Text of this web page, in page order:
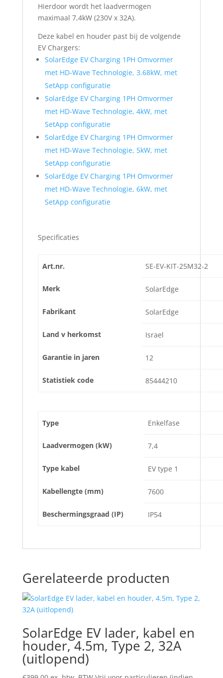
Hierdoor wordt het laadvermogen
maximaal 7,4kW (230V x 32A).
Deze kabel en houder past bij de volgende
EV Chargers:
SolarEdge EV Charging 1PH Omvormer
met HD-Wave Technologie, 3.68kW, met
SetApp configuratie
SolarEdge EV Charging 1PH Omvormer
met HD-Wave Technologie, 4kW, met
SetApp configuratie
SolarEdge EV Charging 1PH Omvormer
met HD-Wave Technologie, 5kW, met
SetApp configuratie
SolarEdge EV Charging 1PH Omvormer
met HD-Wave Technologie, 6kW, met
SetApp configuratie
Specificaties
Art.nr. SE-EV-KIT-25M32-2
Merk SolarEdge
Fabrikant SolarEdge
Land v herkomst Israel
Garantie in jaren 12
Statistiek code 85444210
Type Enkelfase
Laadvermogen (kW) 7,4
Type kabel EV type 1
Kabellengte (mm) 7600
Beschermingsgraad (IP) IP54
Gerelateerde producten
SolarEdge EV lader, kabel en
houder, 4.5m, Type 2, 32A
(uitlopend)